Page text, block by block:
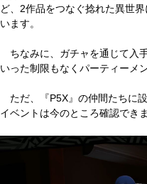
ど、2作品をつなぐ捻れた異世
います。
ちなみに、ガチャを通じて入
いった制限もなくパーティーメ
ただ、『P5X』の仲間たちに
イベントは今のところ確認できま